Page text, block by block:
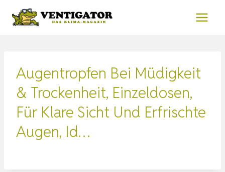
Inhalt
Augentropfen Bei Müdigkeit
& Trockenheit, Einzeldosen,
Für Klare Sicht Und Erfrischte
Augen, Id…